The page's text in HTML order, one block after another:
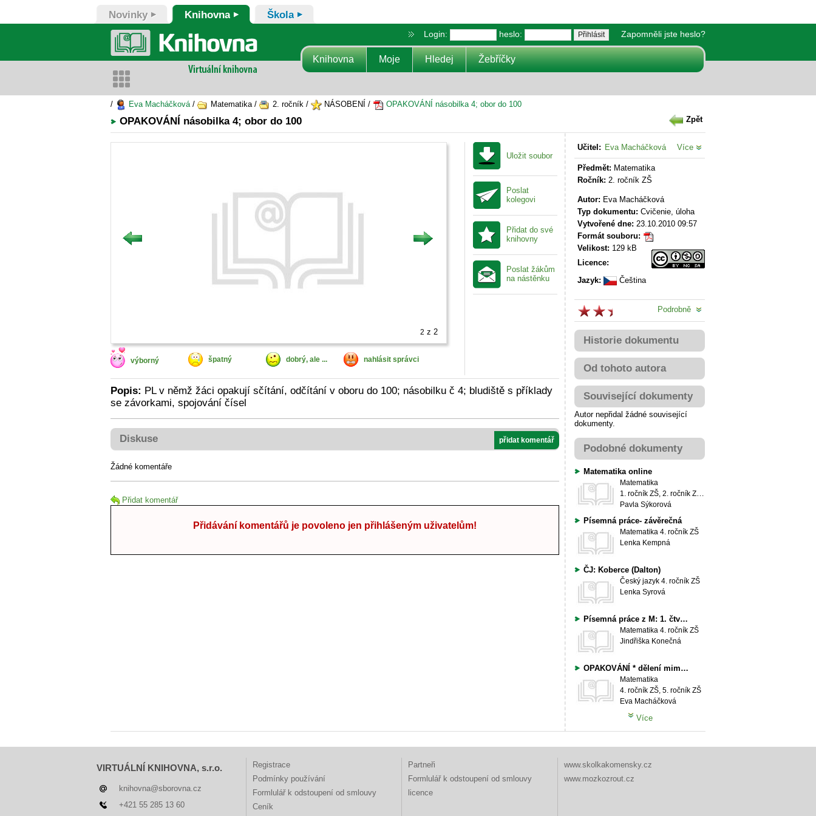
Novinky Knihovna Škola
Login: heslo: Zapomněli jste heslo?
Knihovna Moje Hledej Žebříčky
/ Eva Macháčková/ Matematika / 2. ročník / NÁSOBENÍ / OPAKOVÁNÍ násobilka 4; obor do 100
OPAKOVÁNÍ násobilka 4; obor do 100 Zpět
2 z 2
výborný špatný dobrý, ale ... nahlásit správci
Uložit soubor
Poslat
kolegovi
Přidat do své
knihovny
Poslat žákům
na nástěnku
Popis: PL v němž žáci opakují sčítání, odčítání v oboru do 100; násobilku č 4; bludiště s příklady
se závorkami, spojování čísel
Diskuse přidat komentář
Žádné komentáře
Přidat komentář
Přidávání komentářů je povoleno jen přihlášeným uživatelům!
Učitel: Eva Macháčková Více
Předmět: Matematika
Ročník: 2. ročník ZŠ
Autor: Eva Macháčková
Typ dokumentu: Cvičenie, úloha
Vytvořené dne: 23.10.2010 09:57
Formát souboru:
Velikost: 129 kB
Licence:
Jazyk:
Čeština
Podrobně
Historie dokumentu
Od tohoto autora
Související dokumenty
Autor nepřidal žádné související
dokumenty.
Podobné dokumenty
Matematika online
Matematika
1. ročník ZŠ, 2. ročník ZŠ, 3. ročník ZŠ, 4. ročník ZŠ, 5. ročník ZŠ, 6. ročník ZŠ, 7. ročník ZŠ
Pavla Sýkorová
Písemná práce- závěrečná
Matematika 4. ročník ZŠ
Lenka Kempná
ČJ: Koberce (Dalton)
Český jazyk 4. ročník ZŠ
Lenka Syrová
Písemná práce z M: 1. čtvrtletí, skupina A i B
Matematika 4. ročník ZŠ
Jindřiška Konečná
OPAKOVÁNÍ * dělení mimo obor násobilky
Matematika
4. ročník ZŠ, 5. ročník ZŠ
Eva Macháčková
Více
VIRTUÁLNÍ KNIHOVNA, s.r.o.
knihovna@sborovna.cz
+421 55 285 13 60
Registrace
Podmínky používání
Formlulář k odstoupení od smlouvy
Ceník
Partneři
Formlulář k odstoupení od smlouvy
licence
www.skolkakomensky.cz
www.mozkozrout.cz